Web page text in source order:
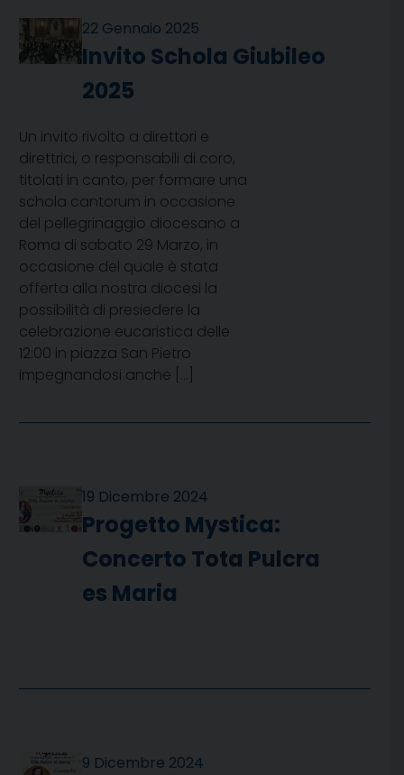
22 Gennaio 2025
Invito Schola Giubileo
2025
Un invito rivolto a direttori e
direttrici, o responsabili di coro,
titolati in canto, per formare una
schola cantorum in occasione
del pellegrinaggio diocesano a
Roma di sabato 29 Marzo, in
occasione del quale è stata
offerta alla nostra diocesi la
possibilità di presiedere la
celebrazione eucaristica delle
12:00 in piazza San Pietro
impegnandosi anche […]
19 Dicembre 2024
Progetto Mystica:
Concerto Tota Pulcra
es Maria
9 Dicembre 2024